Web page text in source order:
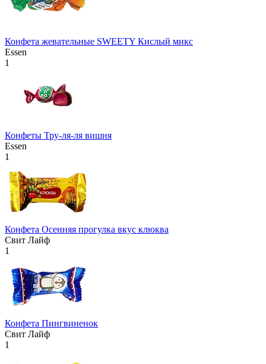
Конфета жевательные SWEETY Кислый микс
Essen
1
Конфеты Тру-ля-ля вишня
Essen
1
Конфета Осенняя прогулка вкус клюква
Свит Лайф
1
Конфета Пингвиненок
Свит Лайф
1